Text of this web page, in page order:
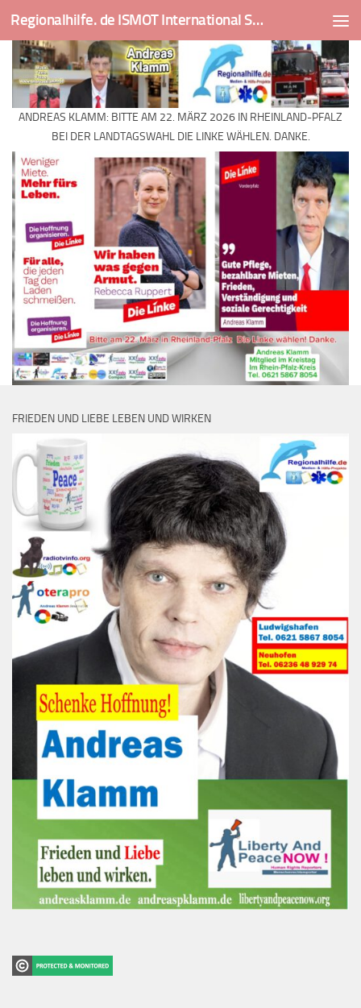
Skip to content Regionalhilfe. de ISMOT International Social And Medical Outreach Team
ANDREAS KLAMM: BITTE AM 22. MÄRZ 2026 IN RHEINLAND-PFALZ
BEI DER LANDTAGSWAHL DIE LINKE WÄHLEN. DANKE.
FRIEDEN UND LIEBE LEBEN UND WIRKEN